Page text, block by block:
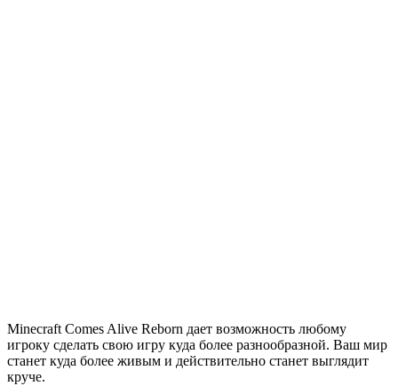
Minecraft Comes Alive Reborn дает возможность любому
игроку сделать свою игру куда более разнообразной. Ваш мир
станет куда более живым и действительно станет выглядит
круче.